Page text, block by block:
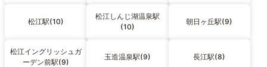
松江駅(10)
松江しんじ湖温泉駅
(10)
朝日ヶ丘駅(9)
松江イングリッシュガ
ーデン前駅(9)
玉造温泉駅(9) 長江駅(8)